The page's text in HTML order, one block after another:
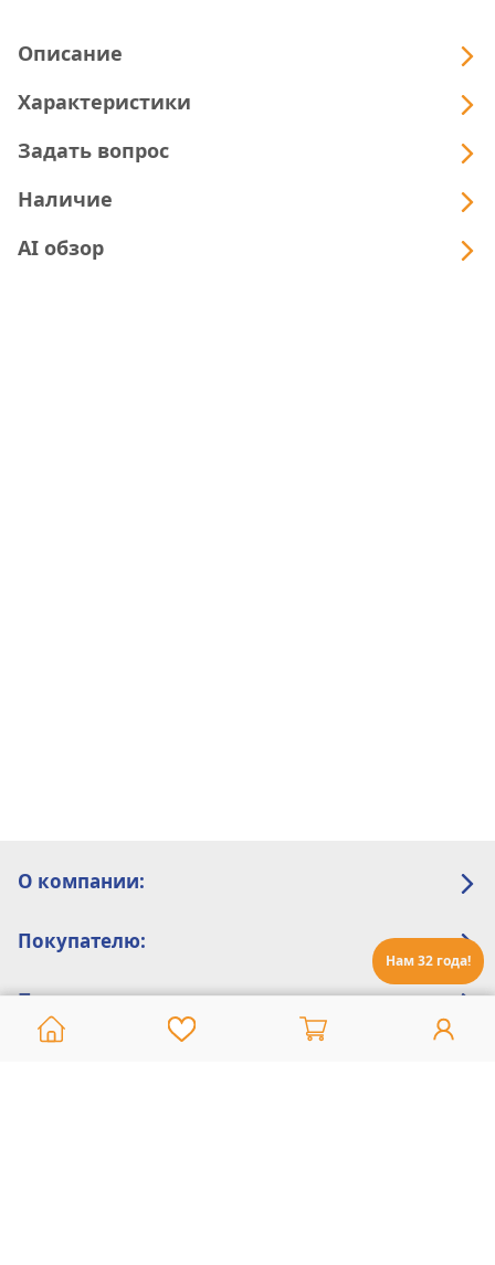
Нам 32 года!
Описание
Характеристики
Задать вопрос
Наличие
AI обзор
О компании:
Покупателю:
Помощь: